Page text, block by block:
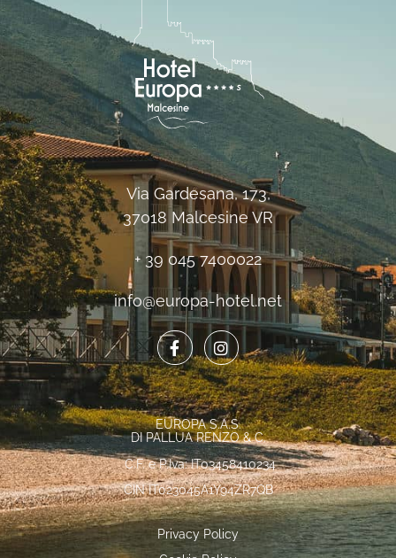
Via Gardesana, 173,
37018 Malcesine VR
+ 39 045 7400022
info@europa-hotel.net
EUROPA S.A.S.
DI PALLUA RENZO & C.
C.F. e P.Iva: IT03458410234
CIN IT023045A1Y94ZR7QB
Privacy Policy